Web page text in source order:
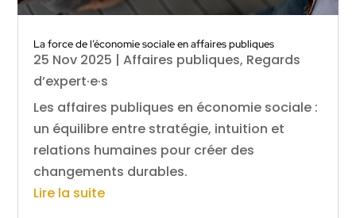
La force de l’économie sociale en affaires publiques
25 Nov 2025 |Affaires publiques, Regards
d’expert·e·s
Les affaires publiques en économie sociale :
un équilibre entre stratégie, intuition et
relations humaines pour créer des
changements durables.
Lire la suite